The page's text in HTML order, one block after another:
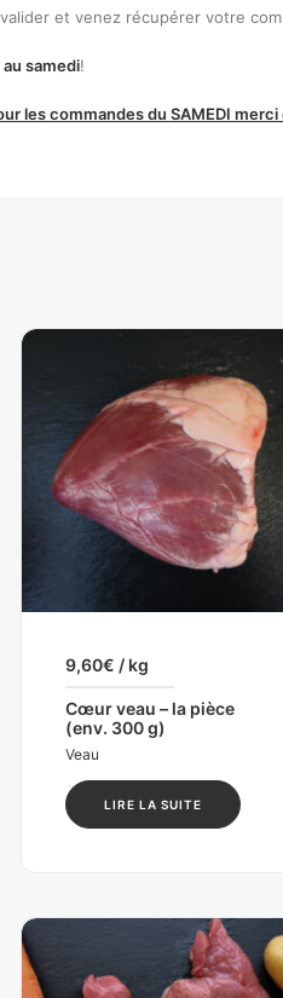
et venez récupérer votre
samedi!
les commandes du SAMEDI merci
9,60€ / kg
Cœur veau – la pièce
(env. 300 g)
Veau
LIRE LA SUITE